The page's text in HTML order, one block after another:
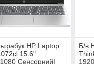
HP Laptop
15.6"
Сенсорний|
Б/в